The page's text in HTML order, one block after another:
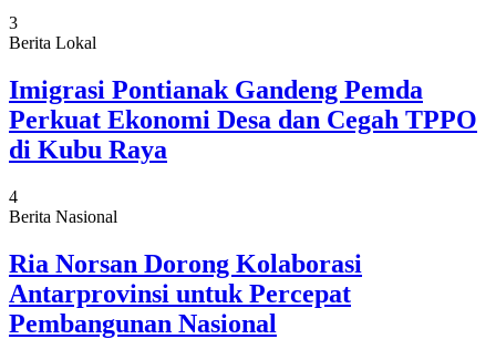
3
Berita Lokal
Imigrasi Pontianak Gandeng Pemda
Perkuat Ekonomi Desa dan Cegah TPPO
di Kubu Raya
4
Berita Nasional
Ria Norsan Dorong Kolaborasi
Antarprovinsi untuk Percepat
Pembangunan Nasional